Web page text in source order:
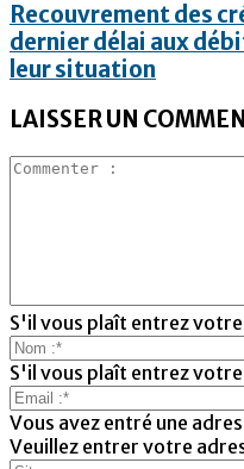
Recouvrement des
dernier délai aux
leur situation
LAISSER UN
S'il vous plaît entrez
S'il vous plaît entrez votre
Vous avez entré une
Veuillez entrer votre